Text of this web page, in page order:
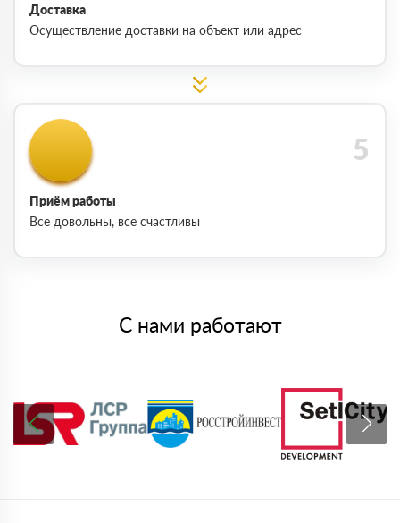
Доставка
Осуществление доставки на объект или адрес
Приём работы
Все довольны, все счастливы
С нами работают